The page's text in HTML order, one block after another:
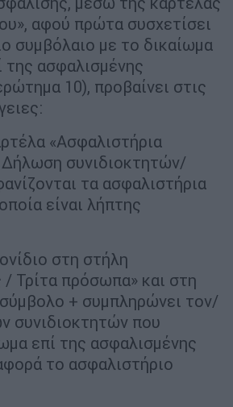
αφού πρώτα συσχετίσει
συμβόλαιο με το δικαίωμα
της ασφαλισμένης
10), προβαίνει στις
«Ασφαλιστήρια
συνιδιοκτητών/
τα ασφαλιστήρια
είναι λήπτης
στη στήλη
/ Τρίτα πρόσωπα» και στη
+ συμπληρώνει τον/
που
επί της ασφαλισμένης
το ασφαλιστήριο